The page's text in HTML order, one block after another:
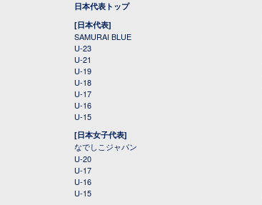
日本代表トップ
[日本代表]
SAMURAI BLUE
U-23
U-21
U-19
U-18
U-17
U-16
U-15
[日本女子代表]
なでしこジャパン
U-20
U-17
U-16
U-15